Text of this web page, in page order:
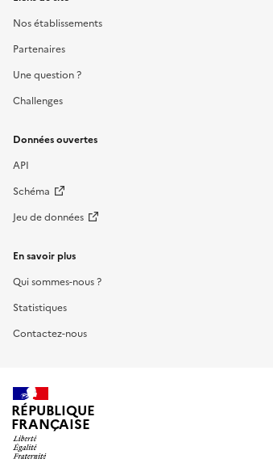
Nos établissements
Partenaires
Une question ?
Challenges
Données ouvertes
API
Schéma
Jeu de données
En savoir plus
Qui sommes-nous ?
Statistiques
Contactez-nous
RÉPUBLIQUE
FRANÇAISE